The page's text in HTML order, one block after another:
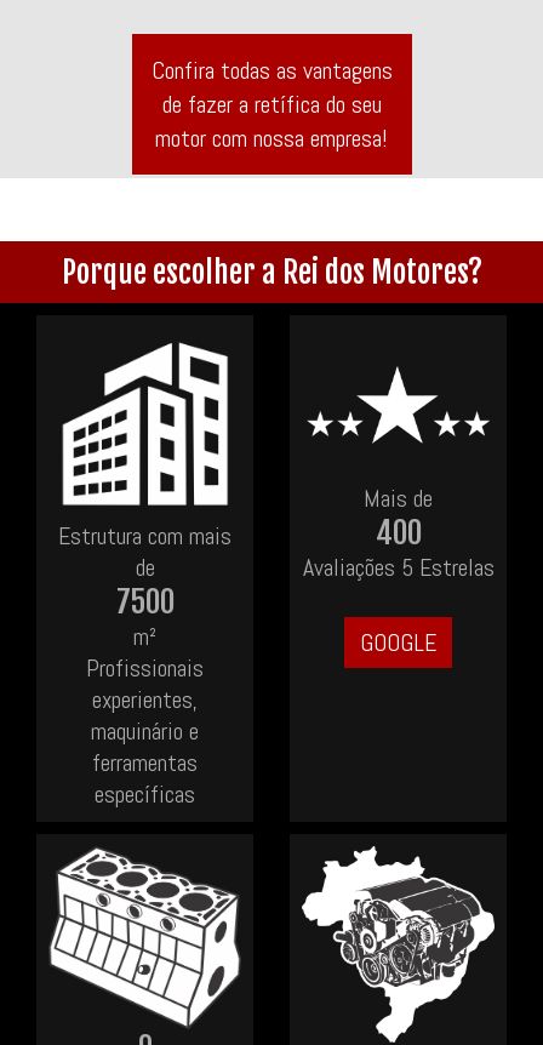
Confira todas as vantagens
de fazer a retífica do seu
motor com nossa empresa!
Porque escolher a Rei dos Motores?
Estrutura com mais
de
7500
m²
Profissionais
experientes,
maquinário e
ferramentas
específicas
Mais de
400
Avaliações 5 Estrelas
GOOGLE